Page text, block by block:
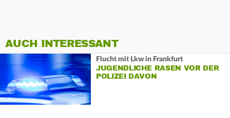
AUCH INTERESSANT
Flucht mit Lkw in Frankfurt
JUGENDLICHE RASEN VOR DER
POLIZEI DAVON